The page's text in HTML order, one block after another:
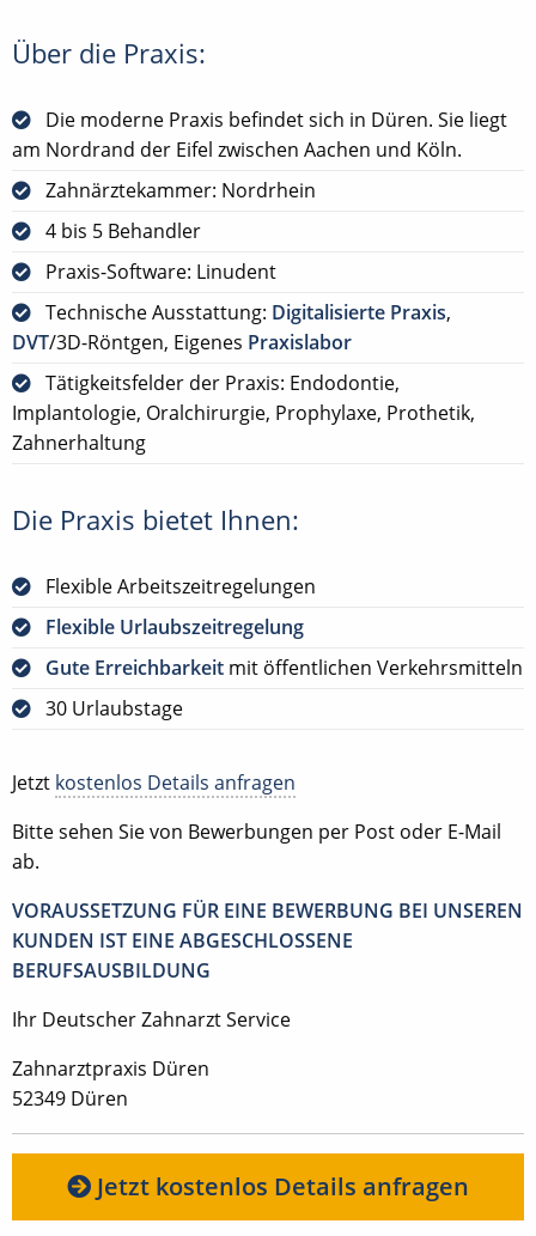
Über die Praxis:
Die moderne Praxis befindet sich in Düren. Sie liegt
am Nordrand der Eifel zwischen Aachen und Köln.
Zahnärztekammer: Nordrhein
4 bis 5 Behandler
Praxis-Software: Linudent
Technische Ausstattung: Digitalisierte Praxis,
DVT/3D-Röntgen, Eigenes Praxislabor
Tätigkeitsfelder der Praxis: Endodontie,
Implantologie, Oralchirurgie, Prophylaxe, Prothetik,
Zahnerhaltung
Die Praxis bietet Ihnen:
Flexible Arbeitszeitregelungen
Flexible Urlaubszeitregelung
Gute Erreichbarkeit mit öffentlichen Verkehrsmitteln
30 Urlaubstage
Jetzt kostenlos Details anfragen
Bitte sehen Sie von Bewerbungen per Post oder E-Mail
ab.
VORAUSSETZUNG FÜR EINE BEWERBUNG BEI UNSEREN
KUNDEN IST EINE ABGESCHLOSSENE
BERUFSAUSBILDUNG
Ihr Deutscher Zahnarzt Service
Zahnarztpraxis Düren
52349 Düren
Jetzt kostenlos Details anfragen